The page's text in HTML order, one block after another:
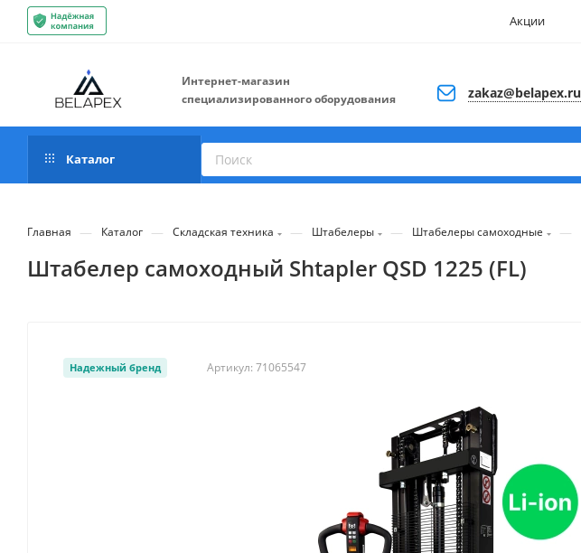
Акции
Интернет-магазин
специализированного оборудования
zakaz@belapex.ru
Каталог
Главная — Каталог — Складская техника — Штабелеры — Штабелеры самоходные —
Штабелер самоходный Shtapler QSD 1225 (FL)
Надежный бренд Артикул: 71065547